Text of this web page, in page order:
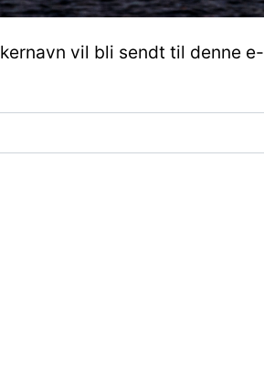
vil bli sendt til denne e-